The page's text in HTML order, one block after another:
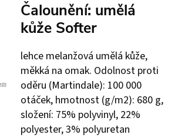
Čalounění: umělá
kůže Softer
lehce melanžová umělá kůže,
měkká na omak. Odolnost proti
oděru (Martindale): 100 000
otáček, hmotnost (g/m2): 680 g,
složení: 75% polyvinyl, 22%
polyester, 3% polyuretan